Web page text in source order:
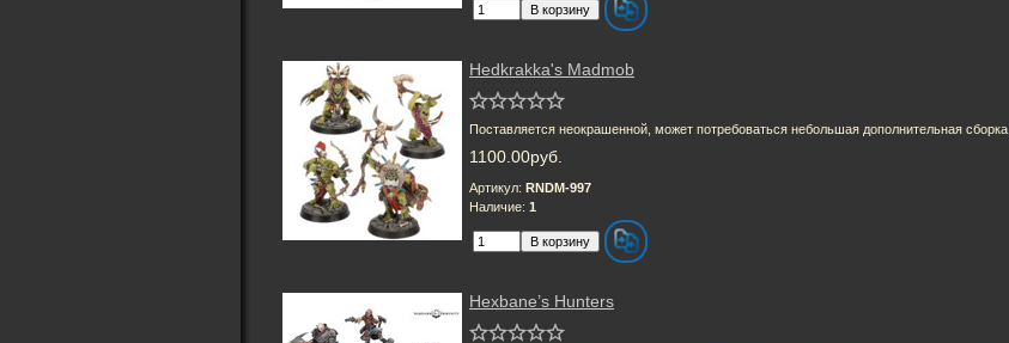
Hedkrakka's Madmob
Поставляется неокрашенной, может потребоваться небольшая дополнительная сборка.
1100.00руб.
Артикул: RNDM-997
Наличие: 1
Hexbane’s Hunters